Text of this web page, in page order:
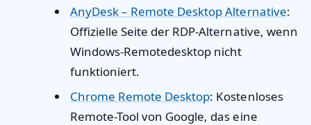
AnyDesk – Remote Desktop Alternative:
Offizielle Seite der RDP-Alternative, wenn
Windows-Remotedesktop nicht
funktioniert.
Chrome Remote Desktop: Kostenloses
Remote-Tool von Google, das eine